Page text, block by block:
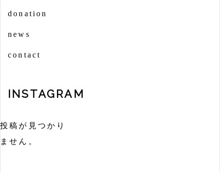
donation
news
contact
INSTAGRAM
投稿が見つかり
ません。